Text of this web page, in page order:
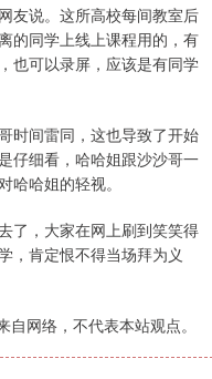
友说。这所高校每间教室后
的同学上线上课程用的，有
也可以录屏，应该是有同学
时间雷同，这也导致了开始
仔细看，哈哈姐跟沙沙哥一
哈哈姐的轻视。
了，大家在网上刷到笑笑得
，肯定恨不得当场拜为义
网络，不代表本站观点。